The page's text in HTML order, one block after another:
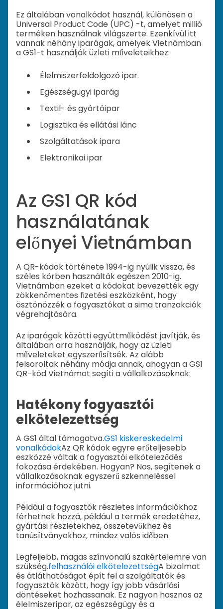
Ez általában vonalkódot használ, különösen a
Universal Product Code (UPC) -t, amelyet millió
terméken használnak világszerte. Ezenkívül itt
vannak néhány iparágak, amelyek Vietnámban
a GS1-t használják üzleti műveleteikhez:
Élelmiszerfeldolgozó ipar.
Egészségügyi iparág
Textil- és gyártóipar
Logisztika és ellátási lánc
Szolgáltatások ipara
Elektronikai ipar
Az GS1 QR kód
használatának
előnyei Vietnámban
A QR-kódok története 1994-ig nyúlik vissza, és
széles körben használták egészen 2010-ig.
Vietnámban ezeket a kódokat bevezették egy
zökkenőmentes fizetési eszközként, hogy
ösztönözzék a fogyasztókat a sima tranzakciók
végrehajtására.
Az iparágak közötti együttműködést javítják, és
általában arra használják, hogy az üzleti
műveleteket egyszerűsítsék. Az alább
felsoroltak néhány módja annak, ahogyan a GS1
QR-kód Vietnámot segíti a vállalkozásoknak:
Hatékony fogyasztói
elkötelezettség
A GS1 által támogatva.GS1 kiskereskedelmi
vonalkódokAz QR kódok egyre erőteljesebb
eszközzé váltak a fogyasztói elköteleződés
fokozása érdekében. Hogyan? Nos, segítenek a
vállalkozásoknak egyszerű szkenneléssel
információhoz jutni.
Például a fogyasztók részletes információkhoz
férhetnek hozzá, például a termék eredetéhez,
gyártási részletekhez, összetevőkhez és
tanúsítványokhoz, mindez valós időben.
Legfeljebb, magas színvonalú szakértelemre van
szükség.felhasználói elkötelezettségA bizalmat
és átláthatóságot épít fel a szolgáltatók és
fogyasztók között, hogy így jobb vásárlási
döntéseket hozhassanak. Ez nagyon hasznos az
élelmiszeripar, az egészségügy és a